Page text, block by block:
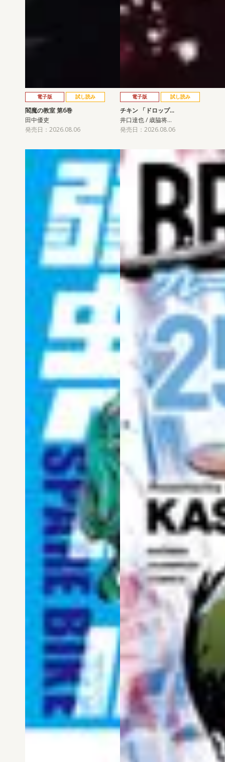
電子版 試し読み
閻魔の教室 第6巻
田中優吏
発売日：2026.08.06
電子版 試し読み
チキン 「ドロップ…
井口達也 / 歳脇将…
発売日：2026.08.06